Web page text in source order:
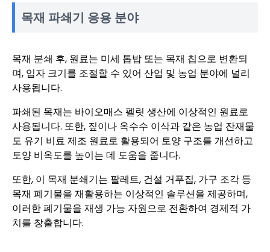
목재 파쇄기 응용 분야
목재 분쇄 후, 원료는 미세 톱밥 또는 목재 칩으로 변환되
며, 입자 크기를 조절할 수 있어 산업 및 농업 분야에 널리
사용됩니다.
파쇄된 목재는 바이오매스 펠릿 생산에 이상적인 원료로
사용됩니다. 또한, 짚이나 옥수수 이삭과 같은 농업 잔재물
도 유기 비료 제조 원료로 활용되어 토양 구조를 개선하고
토양 비옥도를 높이는 데 도움을 줍니다.
또한, 이 목재 분쇄기는 팔레트, 건설 거푸집, 가구 조각 등
목재 폐기물을 재활용하는 이상적인 솔루션을 제공하며,
이러한 폐기물을 재생 가능 자원으로 전환하여 경제적 가
치를 창출합니다.